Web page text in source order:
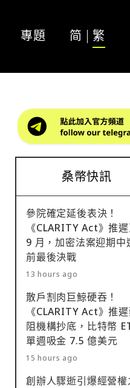
專題 简 繁
桑幣快訊
參院確定延後表決！
《CLARITY Act》推
9 月，加密法案迎期中
前最後決戰
13 hours ago
散戶割肉巨鯨硬吞！
《CLARITY Act》推
阻機構抄底，比特幣
單週吸金 7.5 億美元
15 hours ago
創辦人驟逝引爆經營權